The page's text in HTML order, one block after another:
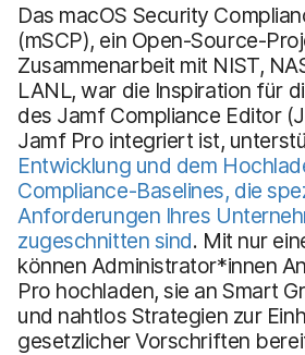
Das macOS Security
(mSCP), ein Open-Source-
Zusammenarbeit mit NIST,
LANL, war die Inspiration für
des Jamf Compliance Editor
Jamf Pro integriert ist,
Entwicklung und dem
Compliance-Baselines, die
Anforderungen Ihres
zugeschnitten sind. Mit nur
können Administrator*innen
Pro hochladen, sie an Smart
und nahtlos Strategien zur
gesetzlicher Vorschriften